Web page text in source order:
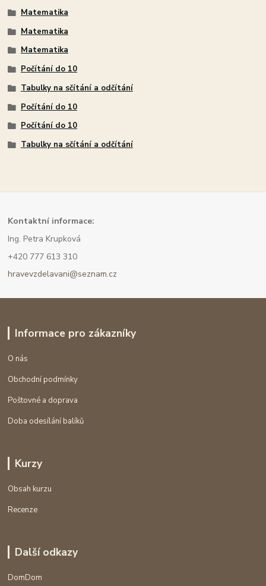
Matematika
Matematika
Matematika
Počítání do 10
Tabulky na sčítání a odčítání
Počítání do 10
Počítání do 10
Tabulky na sčítání a odčítání
Kontaktní informace:
Ing. Petra Krupková
+420 777 613 310
hravevzdelavani@seznam.cz
Informace pro zákazníky
O nás
Obchodní podmínky
Poštovné a doprava
Doba odesílání balíků
Kurzy
Obsah kurzu
Recenze
Další odkazy
DomDom